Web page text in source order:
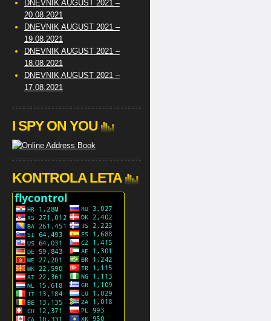
DNEVNIK AUGUST 2021 –
20.08.2021
DNEVNIK AUGUST 2021 –
19.08.2021
DNEVNIK AUGUST 2021 –
18.08.2021
DNEVNIK AUGUST 2021 –
17.08.2021
I SPY ON YOU
KONTROLA LETA